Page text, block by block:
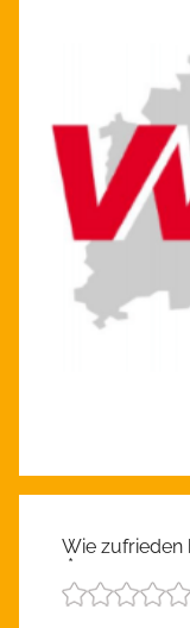
Wie zufrieden
*